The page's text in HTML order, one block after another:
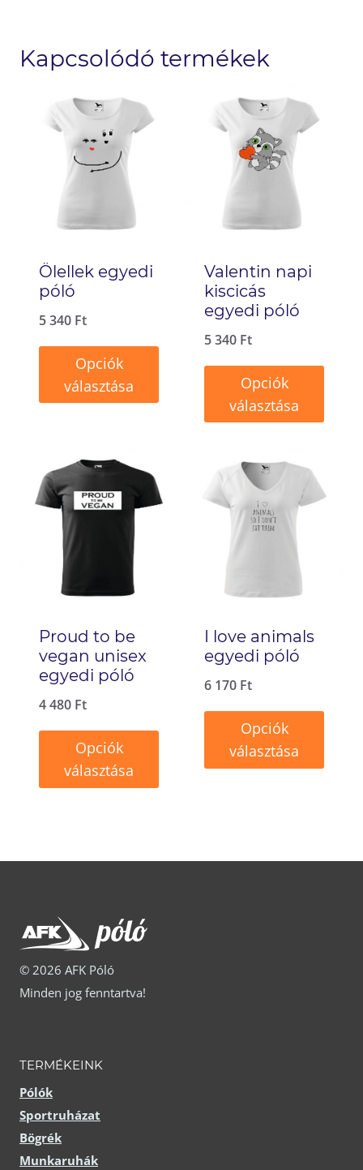
Kapcsolódó termékek
Ölellek egyedi
póló
5 340 Ft
Opciók
választása
terméknek
több
variációja
van.
változatok
termékoldalon
választhatók
ki
Valentin napi
kiscicás
egyedi póló
5 340 Ft
Opciók
választása
terméknek
több
variációja
van.
a
termékoldalon
választhatók
Proud to be
vegan unisex
egyedi póló
4 480 Ft
Opciók
választása
van.
választhatók
ki
I love animals
egyedi póló
6 170 Ft
Opciók
választása
több
© 2026 AFK Póló
Minden jog fenntartva!
TERMÉKEINK
Pólók
Sportruházat
Bögrék
Munkaruhák